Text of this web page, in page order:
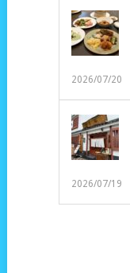
2026/07/20
2026/07/19